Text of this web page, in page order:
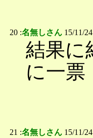
20 :名無しさん 15/11/
結果に
に一票
21 :名無しさん 15/11/